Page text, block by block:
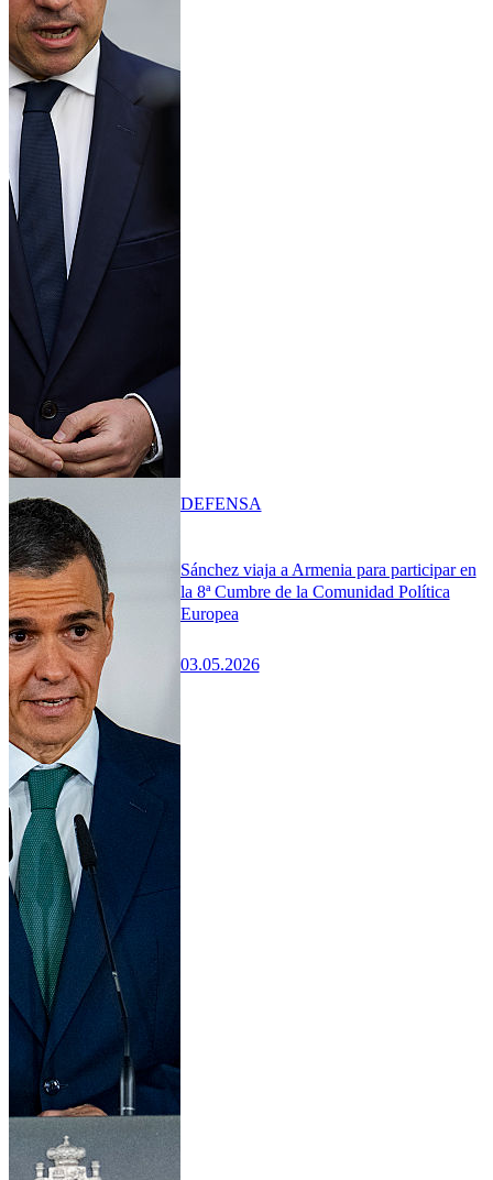
Sánchez viaja a Armenia para participar en
la 8ª Cumbre de la Comunidad Política
Europea
03.05.2026
DEFENSA